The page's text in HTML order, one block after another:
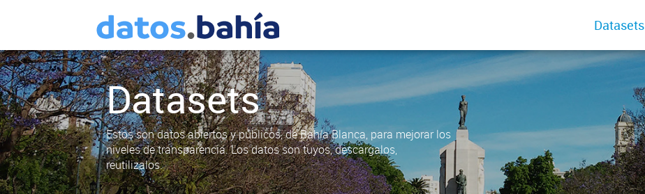
Datasets
Datasets
Estos son datos abiertos y públicos, de Bahía Blanca, para mejorar los
niveles de transparencia. Los datos son tuyos, descargalos,
reutilizalos.